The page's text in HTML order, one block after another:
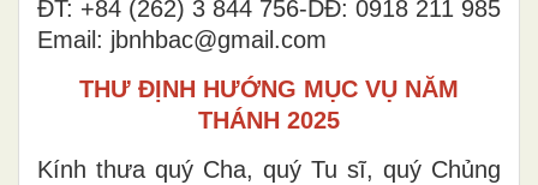
ĐT: +84 (262) 3 844 756-DĐ: 0918 211 985
Email: jbnhbac@gmail.com
THƯ ĐỊNH HƯỚNG MỤC VỤ NĂM
THÁNH 2025
Kính thưa quý Cha, quý Tu sĩ, quý Chủng